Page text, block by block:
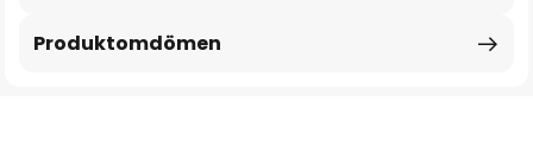
Produktomdömen